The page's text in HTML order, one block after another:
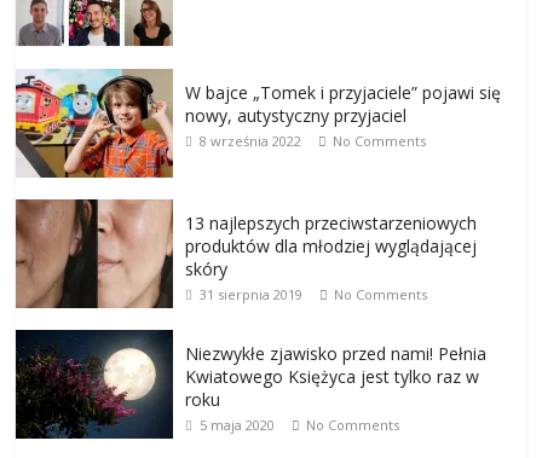
W bajce „Tomek i przyjaciele” pojawi się
nowy, autystyczny przyjaciel
8 września 2022 No Comments
13 najlepszych przeciwstarzeniowych
produktów dla młodziej wyglądającej
skóry
31 sierpnia 2019 No Comments
Niezwykłe zjawisko przed nami! Pełnia
Kwiatowego Księżyca jest tylko raz w
roku
5 maja 2020 No Comments